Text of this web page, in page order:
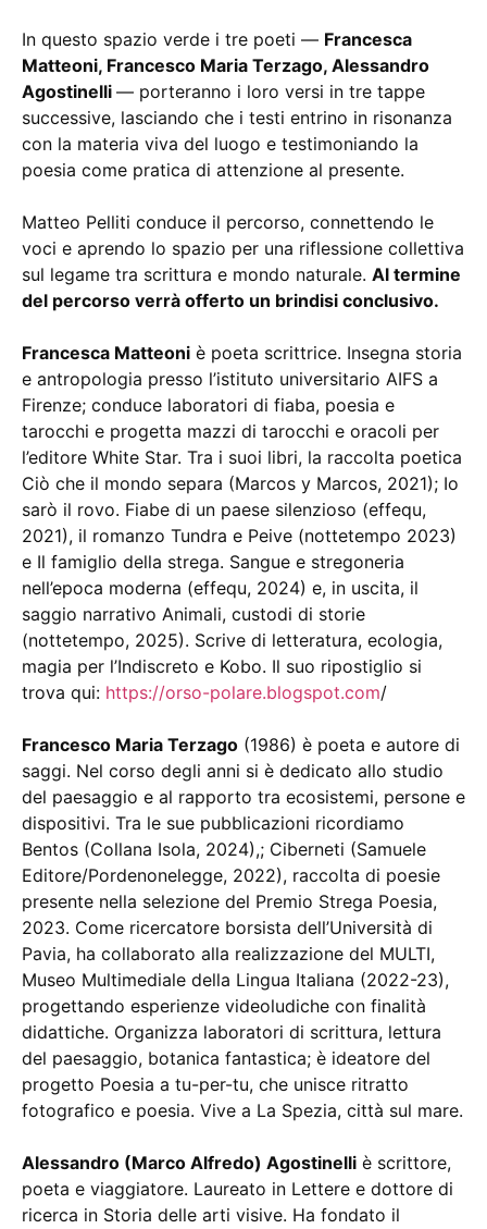
In questo spazio verde i tre poeti — Francesca
Matteoni, Francesco Maria Terzago, Alessandro
Agostinelli — porteranno i loro versi in tre tappe
successive, lasciando che i testi entrino in risonanza
con la materia viva del luogo e testimoniando la
poesia come pratica di attenzione al presente.
Matteo Pelliti conduce il percorso, connettendo le
voci e aprendo lo spazio per una riflessione collettiva
sul legame tra scrittura e mondo naturale. Al termine
del percorso verrà offerto un brindisi conclusivo.
Francesca Matteoni è poeta scrittrice. Insegna storia
e antropologia presso l’istituto universitario AIFS a
Firenze; conduce laboratori di fiaba, poesia e
tarocchi e progetta mazzi di tarocchi e oracoli per
l’editore White Star. Tra i suoi libri, la raccolta poetica
Ciò che il mondo separa (Marcos y Marcos, 2021); Io
sarò il rovo. Fiabe di un paese silenzioso (effequ,
2021), il romanzo Tundra e Peive (nottetempo 2023)
e Il famiglio della strega. Sangue e stregoneria
nell’epoca moderna (effequ, 2024) e, in uscita, il
saggio narrativo Animali, custodi di storie
(nottetempo, 2025). Scrive di letteratura, ecologia,
magia per l’Indiscreto e Kobo. Il suo ripostiglio si
trova qui: https://orso-polare.blogspot.com/
Francesco Maria Terzago (1986) è poeta e autore di
saggi. Nel corso degli anni si è dedicato allo studio
del paesaggio e al rapporto tra ecosistemi, persone e
dispositivi. Tra le sue pubblicazioni ricordiamo
Bentos (Collana Isola, 2024),; Ciberneti (Samuele
Editore/Pordenonelegge, 2022), raccolta di poesie
presente nella selezione del Premio Strega Poesia,
2023. Come ricercatore borsista dell’Università di
Pavia, ha collaborato alla realizzazione del MULTI,
Museo Multimediale della Lingua Italiana (2022-23),
progettando esperienze videoludiche con finalità
didattiche. Organizza laboratori di scrittura, lettura
del paesaggio, botanica fantastica; è ideatore del
progetto Poesia a tu-per-tu, che unisce ritratto
fotografico e poesia. Vive a La Spezia, città sul mare.
Alessandro (Marco Alfredo) Agostinelli è scrittore,
poeta e viaggiatore. Laureato in Lettere e dottore di
ricerca in Storia delle arti visive. Ha fondato il